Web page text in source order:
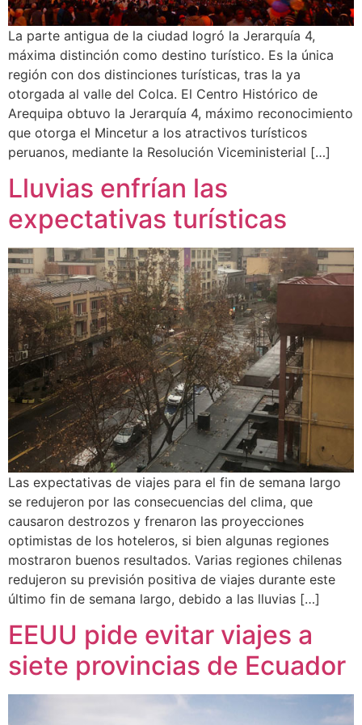
La parte antigua de la ciudad logró la Jerarquía 4,
máxima distinción como destino turístico. Es la única
región con dos distinciones turísticas, tras la ya
otorgada al valle del Colca. El Centro Histórico de
Arequipa obtuvo la Jerarquía 4, máximo reconocimiento
que otorga el Mincetur a los atractivos turísticos
peruanos, mediante la Resolución Viceministerial […]
Lluvias enfrían las
expectativas turísticas
Las expectativas de viajes para el fin de semana largo
se redujeron por las consecuencias del clima, que
causaron destrozos y frenaron las proyecciones
optimistas de los hoteleros, si bien algunas regiones
mostraron buenos resultados. Varias regiones chilenas
redujeron su previsión positiva de viajes durante este
último fin de semana largo, debido a las lluvias […]
EEUU pide evitar viajes a
siete provincias de Ecuador